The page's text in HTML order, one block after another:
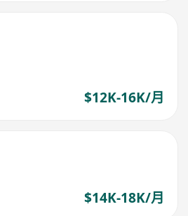
$12K-16K/月
$14K-18K/月